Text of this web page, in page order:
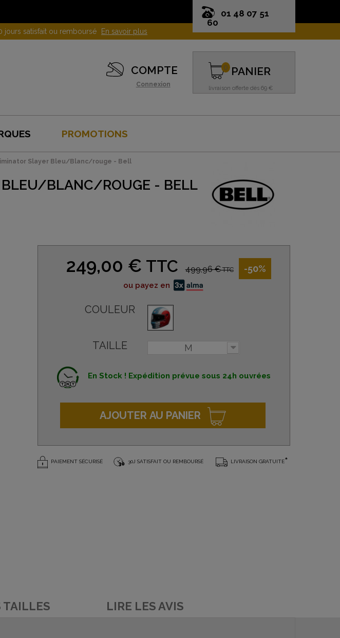
01 48 07 51
60
un proche ! En savoir plus
COMPTE
Connexion
PANIER
livraison offerte dès 69 €
0
PROMOTIONS
Slayer Bleu/Blanc/rouge - Bell
BLEU/BLANC/ROUGE - BELL
249,00 € TTC 499,96 €TTC -50%
ou payez en
COULEUR
TAILLE M
En Stock ! Expédition prévue sous 24h ouvrées
AJOUTER AU PANIER
PAIEMENT SÉCURISÉ 30J SATISFAIT OU REMBOURSÉ LIVRAISON GRATUITE*
TAILLES LIRE LES AVIS